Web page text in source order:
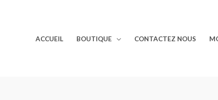
ACCUEIL BOUTIQUE CONTACTEZ NOUS